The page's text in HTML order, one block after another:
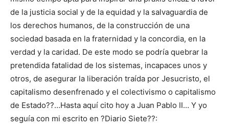
de la justicia social y de la equidad y la salvaguardia de
los derechos humanos, de la construcción de una
sociedad basada en la fraternidad y la concordia, en la
verdad y la caridad. De este modo se podría quebrar la
pretendida fatalidad de los sistemas, incapaces unos y
otros, de asegurar la liberación traída por Jesucristo, el
capitalismo desenfrenado y el colectivismo o capitalismo
de Estado??…Hasta aquí cito hoy a Juan Pablo II… Y yo
seguía con mi escrito en ?Diario Siete??: